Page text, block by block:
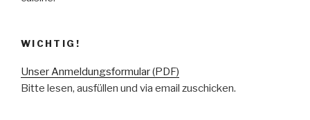
WICHTIG!
Unser Anmeldungsformular (PDF)
Bitte lesen, ausfüllen und via email zuschicken.